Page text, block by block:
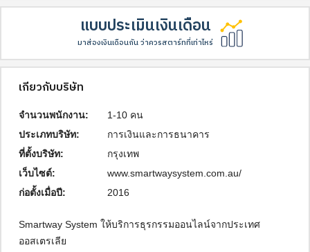
แบบประเมินเงินเดือน
มาส่องเงินเดือนกัน ว่าควรสตาร์ทที่เท่าไหร่
เกี่ยวกับบริษัท
จำนวนพนักงาน:
1-10 คน
ประเภทบริษัท:
การเงินและการธนาคาร
ที่ตั้งบริษัท:
กรุงเทพ
เว็บไซต์:
www.smartwaysystem.com.au/
ก่อตั้งเมื่อปี:
2016
Smartway System ให้บริการธุรกรรมออนไลน์จากประเทศ
ออสเตรเลีย